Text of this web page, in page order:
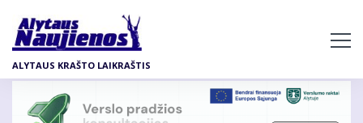
pagrindinį
turinį
ALYTAUS KRAŠTO LAIKRAŠTIS